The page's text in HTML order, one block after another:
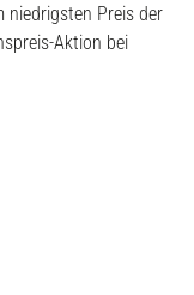
niedrigsten Preis der
Aktion bei